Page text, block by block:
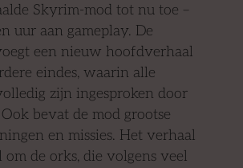
Skyrim-mod tot nu toe –
uur aan gameplay. De
een nieuw hoofdverhaal
eindes, waarin alle
zijn ingesproken door
Ook bevat de mod grootse
en missies. Het verhaal
de orks, die volgens veel